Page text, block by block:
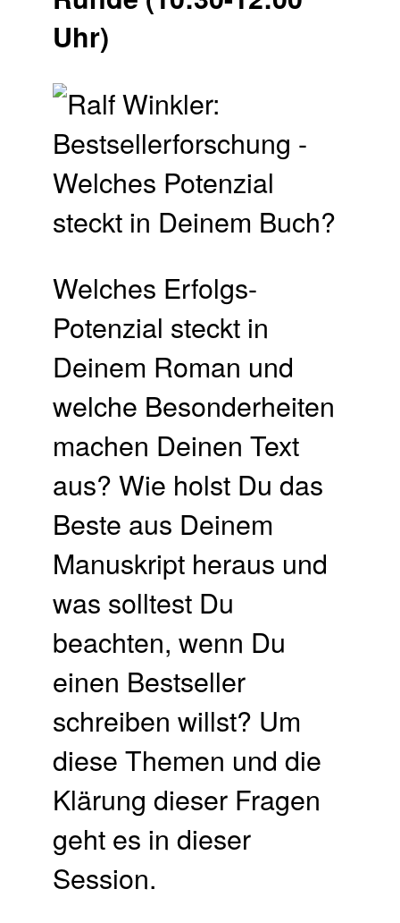
Uhr)
Welches Erfolgs-
Potenzial steckt in
Deinem Roman und
welche Besonderheiten
machen Deinen Text
aus? Wie holst Du das
Beste aus Deinem
Manuskript heraus und
was solltest Du
beachten, wenn Du
einen Bestseller
schreiben willst? Um
diese Themen und die
Klärung dieser Fragen
geht es in dieser
Session.